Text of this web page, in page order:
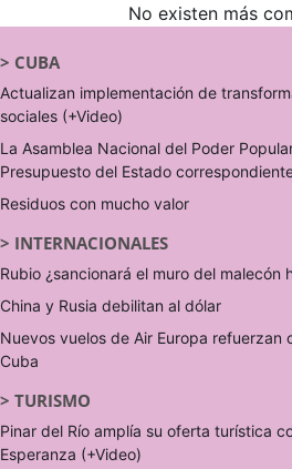
No existen más
> CUBA
Actualizan implementación de
sociales (+Video)
La Asamblea Nacional del Poder
Presupuesto del Estado
Residuos con mucho valor
> INTERNACIONALES
Rubio ¿sancionará el muro del malecón
China y Rusia debilitan al dólar
Nuevos vuelos de Air Europa refuerzan
Cuba
> TURISMO
Pinar del Río amplía su oferta turística
Esperanza (+Video)